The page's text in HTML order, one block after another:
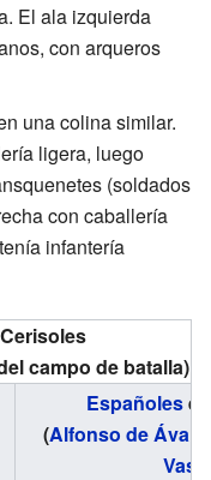
El ala izquierda
con arqueros
una colina similar.
ligera, luego
(soldados
con caballería
infantería
campo de batalla)
Españolese
(Alfonso de